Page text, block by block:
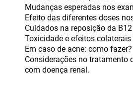
Mudanças esperadas nos
Efeito das diferentes doses
Cuidados na reposição da B12
Toxicidade e efeitos colaterais
Em caso de acne: como fazer?
Considerações no tratamento
com doença renal.